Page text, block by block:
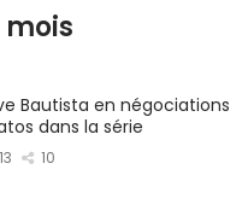
mois
Bautista en négociations
dans la série
10